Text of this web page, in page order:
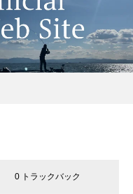
0 トラックバック